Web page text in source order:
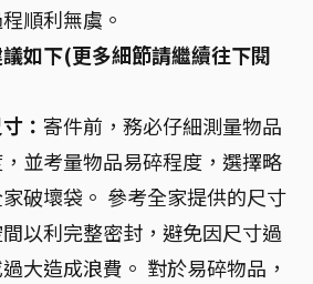
順利無虞。
如下(更多細節請繼續往下閱
： 寄件前，務必仔細測量物品
並考量物品易碎程度，選擇略
破壞袋。 參考全家提供的尺寸
以利完整密封，避免因尺寸過
大造成浪費。 對於易碎物品，